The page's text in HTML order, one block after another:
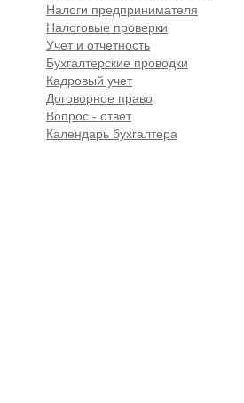
подвале)
Налоги предпринимателя
Налоговые проверки
Учет и отчетность
Бухгалтерские проводки
Кадровый учет
Договорное право
Вопрос - ответ
Календарь бухгалтера